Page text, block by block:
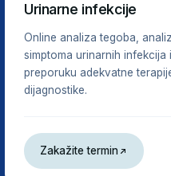
Urinarne infekcije
Online analiza tegoba,
simptoma urinarnih infekcija i
preporuku adekvatne
dijagnostike.
Zakažite termin